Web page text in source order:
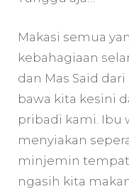
Makasi semua
kebahagiaan
dan Mas Said
bawa kita kesini
pribadi kami. Ibu
menyiakan
minjemin
ngasih kita